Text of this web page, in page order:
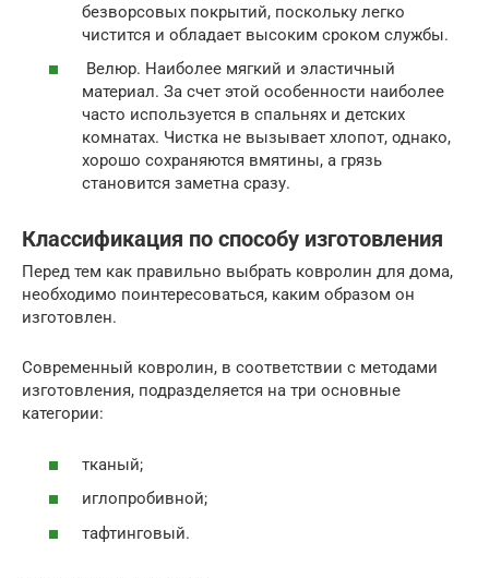
безворсовых покрытий, поскольку легко
чистится и обладает высоким сроком службы.
Велюр. Наиболее мягкий и эластичный
материал. За счет этой особенности наиболее
часто используется в спальнях и детских
комнатах. Чистка не вызывает хлопот, однако,
хорошо сохраняются вмятины, а грязь
становится заметна сразу.
Классификация по способу изготовления
Перед тем как правильно выбрать ковролин для дома,
необходимо поинтересоваться, каким образом он
изготовлен.
Современный ковролин, в соответствии с методами
изготовления, подразделяется на три основные
категории:
тканый;
иглопробивной;
тафтинговый.